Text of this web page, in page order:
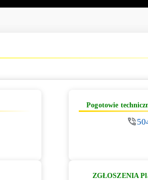
Pogotowie
ZGŁOSZENIA